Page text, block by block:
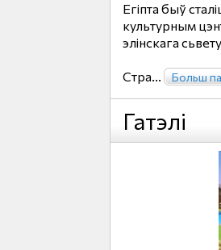
Егіпта быў
культурным
элінскага
Стра... Больш
Гатэлі